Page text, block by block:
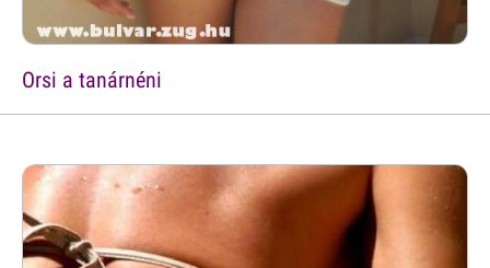
Orsi a tanárnéni